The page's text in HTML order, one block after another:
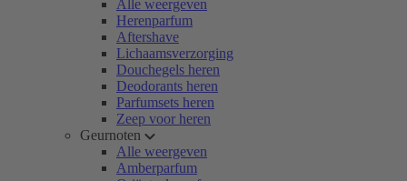
Alle weergeven
Herenparfum
Aftershave
Lichaamsverzorging
Douchegels heren
Deodorants heren
Parfumsets heren
Zeep voor heren
Geurnoten
Alle weergeven
Amberparfum